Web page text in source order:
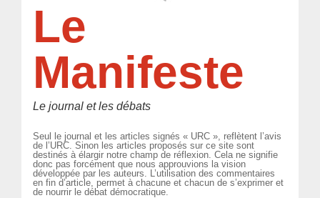
Le
Manifeste
Le journal et les débats
Seul le journal et les articles signés « URC », reflètent l’avis
de l’URC. Sinon les articles proposés sur ce site sont
destinés à élargir notre champ de réflexion. Cela ne signifie
donc pas forcément que nous approuvions la vision
développée par les auteurs. L’utilisation des commentaires
en fin d’article, permet à chacune et chacun de s’exprimer et
de nourrir le débat démocratique.